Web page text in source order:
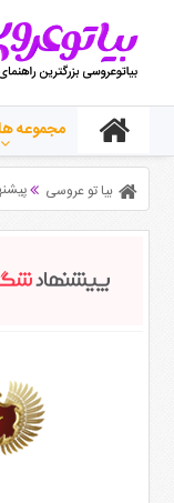
مجموعه
بیا تو عروسی